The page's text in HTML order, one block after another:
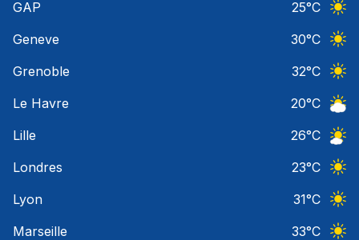
GAP
25°C
Geneve
30°C
Grenoble
32°C
Le Havre
20°C
Lille
26°C
Londres
23°C
Lyon
31°C
Marseille
33°C